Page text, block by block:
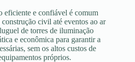
eficiente e confiável é comum
construção civil até eventos ao ar
de torres de iluminação
e econômica para garantir a
sem os altos custos de
próprios.